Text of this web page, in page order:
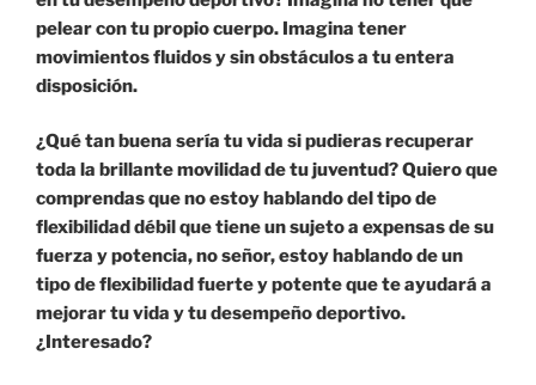
pelear con tu propio cuerpo. Imagina tener
movimientos fluidos y sin obstáculos a tu entera
disposición.
¿Qué tan buena sería tu vida si pudieras recuperar
toda la brillante movilidad de tu juventud? Quiero que
comprendas que no estoy hablando del tipo de
flexibilidad débil que tiene un sujeto a expensas de su
fuerza y potencia, no señor, estoy hablando de un
tipo de flexibilidad fuerte y potente que te ayudará a
mejorar tu vida y tu desempeño deportivo.
¿Interesado?